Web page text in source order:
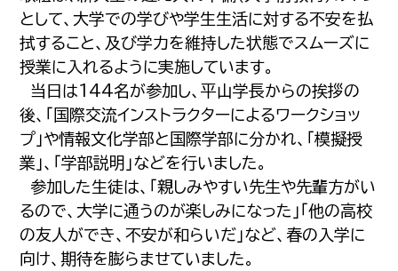
として、大学での学びや学生生活に対する不安を払
拭すること、及び学力を維持した状態でスムーズに
授業に入れるように実施しています。
当日は144名が参加し、平山学長からの挨拶の
後、「国際交流インストラクターによるワークショッ
プ」や情報文化学部と国際学部に分かれ、「模擬授
業」、「学部説明」などを行いました。
参加した生徒は、「親しみやすい先生や先輩方がい
るので、大学に通うのが楽しみになった」「他の高校
の友人ができ、不安が和らいだ」など、春の入学に
向け、期待を膨らませていました。